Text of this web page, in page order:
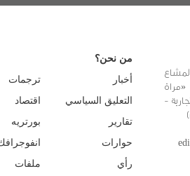
«مراة
-
من نحن؟
أخبار
التعليق السياسي
تقارير
حوارات
رأي
ترجمات
اقتصاد
بورتريه
ملفات